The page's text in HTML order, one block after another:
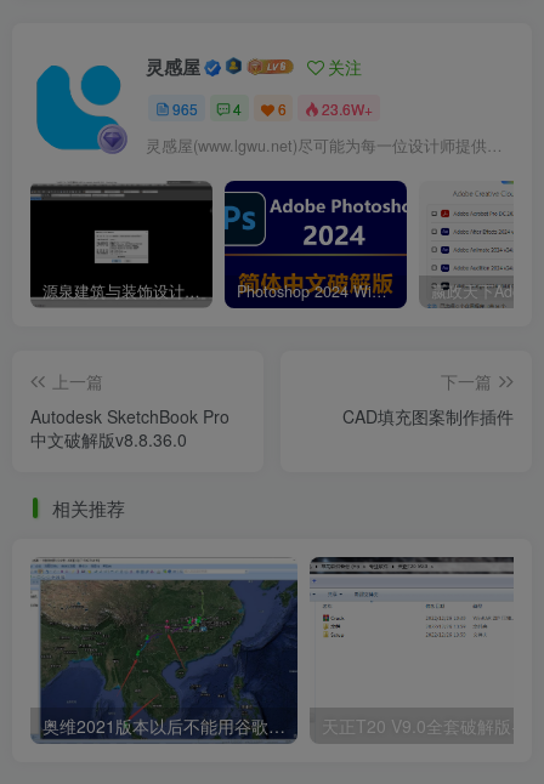
灵感屋 关注
965 4 6 23.6W+
灵感屋(www.lgwu.net)尽可能为每一位设计师提供更全面、更精致、更具有创意感的设计素材。努力成为景观设计师展示实力和互相学习的优质网络资源发布平台。
源泉建筑与装饰设计CAD插件工具箱（YQArch 6.7.4） Photoshop 2024 Win|Mac 简体中文破解版安装包下载及安装教程
上一篇
Autodesk SketchBook Pro
中文破解版v8.8.36.0
下一篇
CAD填充图案制作插件
相关推荐
奥维2021版本以后不能用谷歌地图？最新解决办法苹果安卓电脑